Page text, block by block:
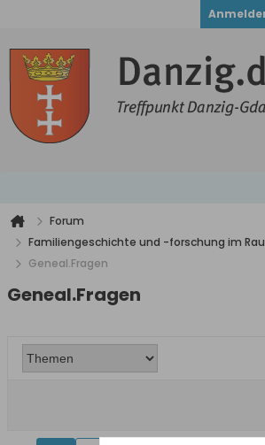
Forum
Familiengeschichte und -forschung im
Geneal.Fragen
Geneal.Fragen